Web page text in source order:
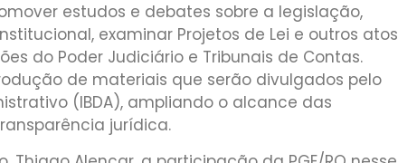
estudos e debates sobre a legislação,
examinar Projetos de Lei e outros atos
do Poder Judiciário e Tribunais de Contas.
de materiais que serão divulgados pelo
(IBDA), ampliando o alcance das
jurídica.